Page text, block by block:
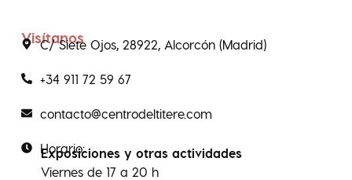
Visítanos
C/ Siete Ojos, 28922, Alcorcón (Madrid)
+34 911 72 59 67
contacto@centrodeltitere.com
Horario:
Exposiciones y otras actividades
Viernes de 17 a 20 h